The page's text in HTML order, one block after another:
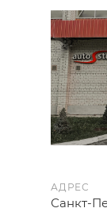
АДРЕС
Санкт-